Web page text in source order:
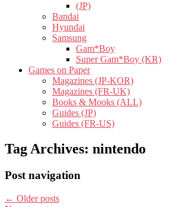
(JP)
Bandai
Hyundai
Samsung
Gam*Boy
Super Gam*Boy (KR)
Games on Paper
Magazines (JP-KOR)
Magazines (FR-UK)
Books & Mooks (ALL)
Guides (JP)
Guides (FR-US)
Tag Archives: nintendo
Post navigation
← Older posts